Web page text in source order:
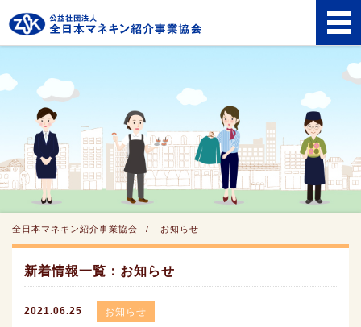
全日本マネキン紹介事業協会 お知らせ
新着情報一覧：お知らせ
2021.06.25 お知らせ